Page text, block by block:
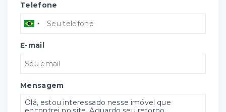
Telefone
E-mail
Mensagem